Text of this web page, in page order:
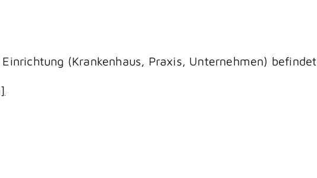
(Krankenhaus, Praxis, Unternehmen) befindet.